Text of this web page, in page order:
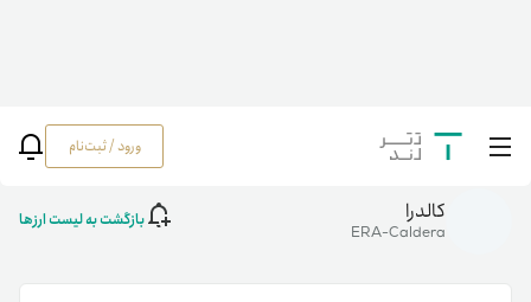
ورود / ثبت‌نام خانه رمزارزها/
ERA
کالدرا
ERA-Caldera
بازگشت به لیست ارزها